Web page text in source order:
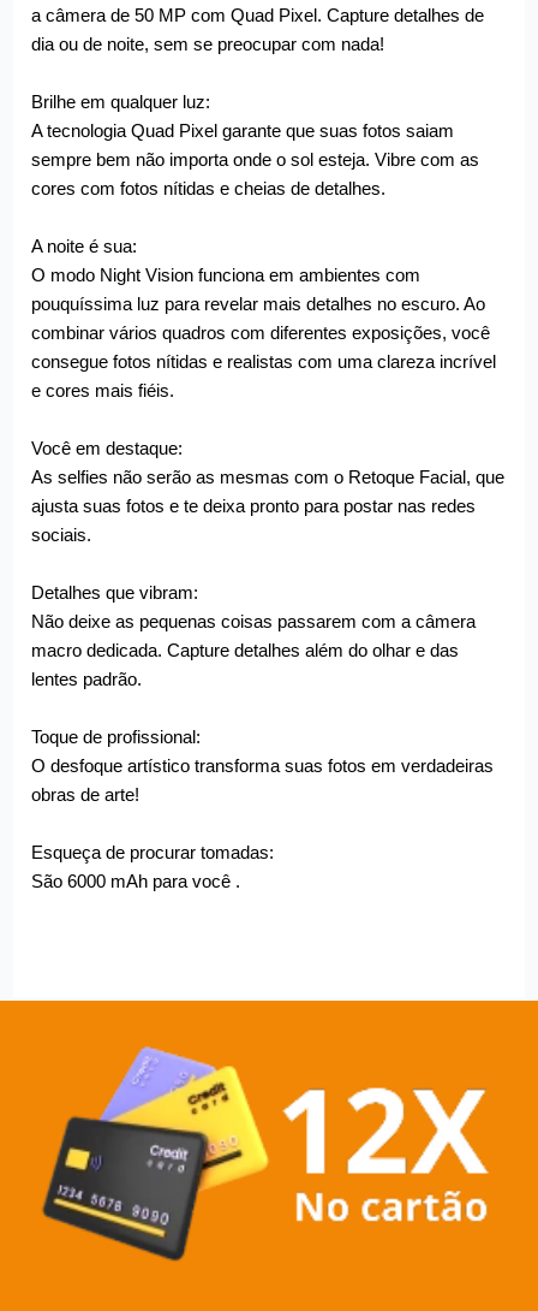
a câmera de 50 MP com Quad Pixel. Capture detalhes de
dia ou de noite, sem se preocupar com nada!
Brilhe em qualquer luz:
A tecnologia Quad Pixel garante que suas fotos saiam
sempre bem não importa onde o sol esteja. Vibre com as
cores com fotos nítidas e cheias de detalhes.
A noite é sua:
O modo Night Vision funciona em ambientes com
pouquíssima luz para revelar mais detalhes no escuro. Ao
combinar vários quadros com diferentes exposições, você
consegue fotos nítidas e realistas com uma clareza incrível
e cores mais fiéis.
Você em destaque:
As selfies não serão as mesmas com o Retoque Facial, que
ajusta suas fotos e te deixa pronto para postar nas redes
sociais.
Detalhes que vibram:
Não deixe as pequenas coisas passarem com a câmera
macro dedicada. Capture detalhes além do olhar e das
lentes padrão.
Toque de profissional:
O desfoque artístico transforma suas fotos em verdadeiras
obras de arte!
Esqueça de procurar tomadas:
São 6000 mAh para você .